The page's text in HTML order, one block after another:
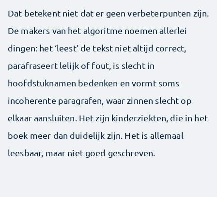
Dat betekent niet dat er geen verbeterpunten zijn.
De makers van het algoritme noemen allerlei
dingen: het ‘leest’ de tekst niet altijd correct,
parafraseert lelijk of fout, is slecht in
hoofdstuknamen bedenken en vormt soms
incoherente paragrafen, waar zinnen slecht op
elkaar aansluiten. Het zijn kinderziekten, die in het
boek meer dan duidelijk zijn. Het is allemaal
leesbaar, maar niet goed geschreven.